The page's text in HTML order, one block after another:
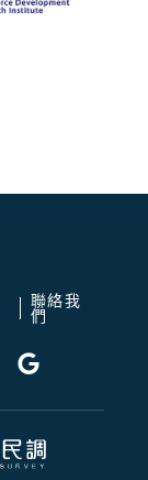
聯絡我
們